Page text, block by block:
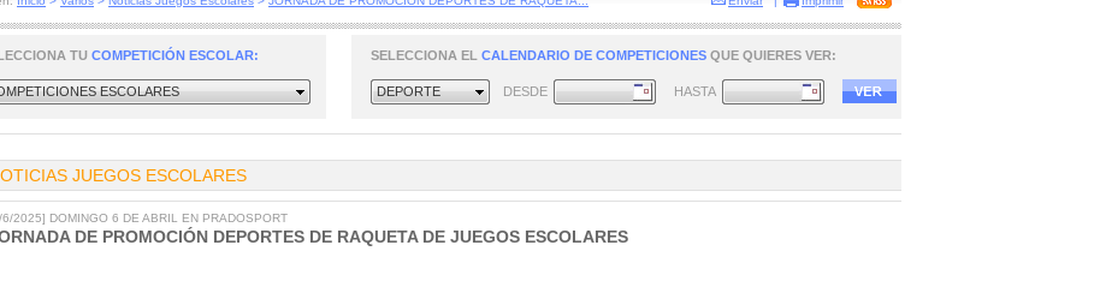
TU COMPETICIÓN ESCOLAR:
ESCOLARES
SELECCIONA EL CALENDARIO DE COMPETICIONES QUE QUIERES VER:
DEPORTE DESDE HASTA
JUEGOS ESCOLARES
2025] DOMINGO 6 DE ABRIL EN PRADOSPORT
DE PROMOCIÓN DEPORTES DE RAQUETA DE JUEGOS ESCOLARES